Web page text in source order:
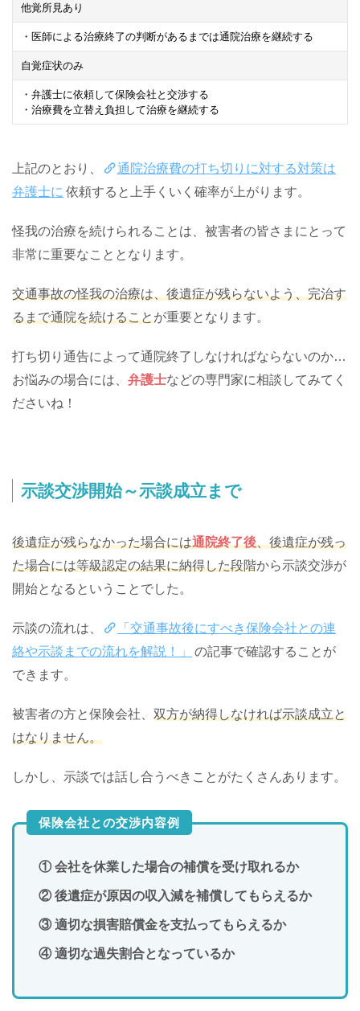
他覚所見あり
・医師による治療終了の判断があるまでは通院治療を継続する
自覚症状のみ
・弁護士に依頼して保険会社と交渉する
・治療費を立替え負担して治療を継続する
上記のとおり、
通院治療費の打ち切りに対する対策は
弁護士に 依頼すると上手くいく確率が上がります。
怪我の治療を続けられることは、被害者の皆さまにとって
非常に重要なこととなります。
交通事故の怪我の治療は、後遺症が残らないよう、完治す
るまで通院を続けることが重要となります。
打ち切り通告によって通院終了しなければならないのか…
お悩みの場合には、 弁護士などの専門家に相談してみてく
ださいね！
示談交渉開始～示談成立まで
後遺症が残らなかった場合には通院終了後、後遺症が残っ
た場合には等級認定の結果に納得した段階から示談交渉が
開始となるということでした。
示談の流れは、
「交通事故後にすべき保険会社との連
絡や示談までの流れを解説！」
の記事で確認することが
できます。
被害者の方と保険会社、 双方が納得しなければ示談成立と
はなりません。
しかし、示談では話し合うべきことがたくさんあります。
保険会社との交渉内容例
① 会社を休業した場合の補償を受け取れるか
② 後遺症が原因の収入減を補償してもらえるか
③ 適切な損害賠償金を支払ってもらえるか
④ 適切な過失割合となっているか